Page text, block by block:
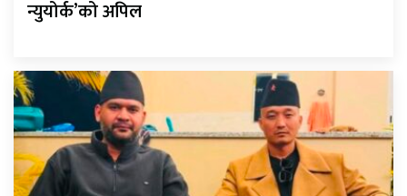
न्युयोर्क’को अपिल